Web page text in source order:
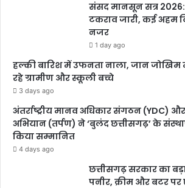
chhattisgarh
संसद मानसून सत्र
टकराव जारी, कई अहम
नजर
1 day ago
हल्की बारिश में उफनता नाला, जान जोखिम
रहे ग्रामीण और स्कूली बच्चे
3 days ago
अंतर्राष्ट्रीय मानव अधिकार संगठन (YDC)
अभियान (तर्पण) ने ‘बुलंद छत्तीसगढ़’ के
किया सम्मानित
4 days ago
छत्तीसगढ़ सरकार का
पनीर, क्रीम और बटर पर